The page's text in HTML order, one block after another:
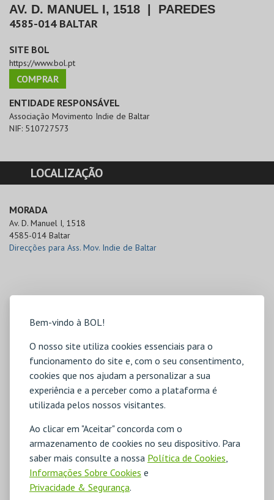
Bem-vindo à BOL!
O nosso site utiliza cookies essenciais para o
funcionamento do site e, com o seu consentimento,
cookies que nos ajudam a personalizar a sua
experiência e a perceber como a plataforma é
utilizada pelos nossos visitantes.
Ao clicar em "Aceitar" concorda com o
armazenamento de cookies no seu dispositivo. Para
saber mais consulte a nossa Política de Cookies
Informações Sobre Cookies e
Privacidade & Segurança.
AV. D. MANUEL I, 1518 PAREDES
4585-014 BALTAR
SITE BOL
https://www.bol.pt
COMPRAR
ENTIDADE RESPONSÁVEL
Associação Movimento Indie de Baltar
NIF: 510727573
LOCALIZAÇÃO
MORADA
Av. D. Manuel I, 1518
4585-014 Baltar
Direcções para Ass. Mov. Indie de Baltar